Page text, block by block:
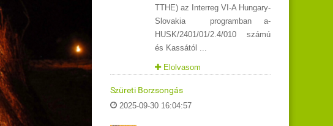
TTHE) az Interreg VI-A Hungary-
Slovakia programban a-
HUSK/2401/01/2.4/010 számú
és Kassától ...
Elolvasom
Szüreti Borzsongás
2025-09-30 16:04:57